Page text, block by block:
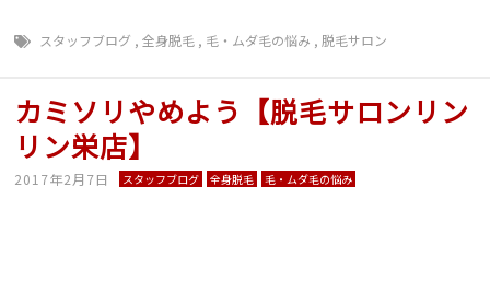
スタッフブログ ,全身脱毛 , 毛・ムダ毛の悩み ,脱毛サロン
カミソリやめよう【脱毛サロンリン
リン栄店】
2017年2月7日 スタッフブログ 全身脱毛 毛・ムダ毛の悩み